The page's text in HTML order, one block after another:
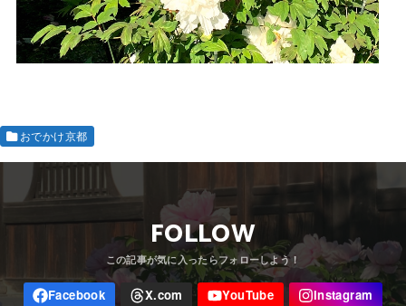
おでかけ京都
FOLLOW